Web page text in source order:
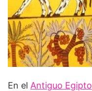
En el Antiguo Egipto